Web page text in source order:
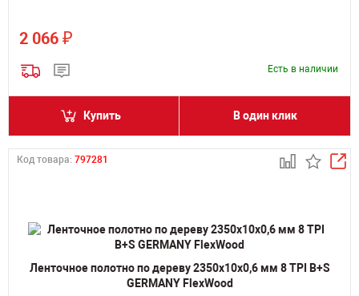
2 066 ₽
Есть в наличии
Купить В один клик
Код товара: 797281
Ленточное полотно по дереву 2350х10х0,6 мм 8 TPI B+S
GERMANY FlexWood